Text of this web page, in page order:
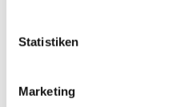
Statistiken
Marketing